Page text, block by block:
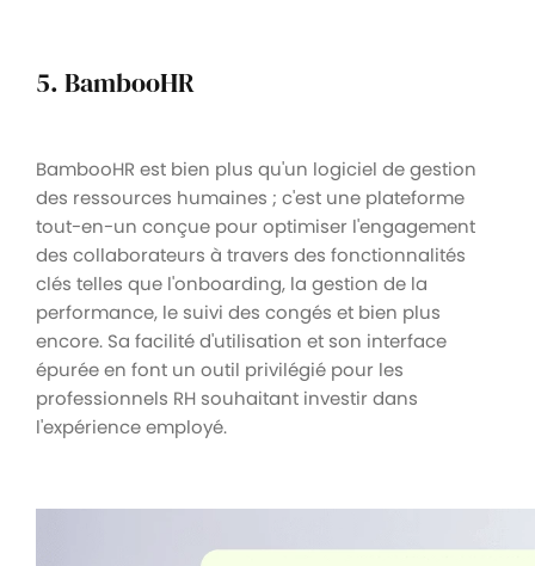
5. BambooHR
BambooHR est bien plus qu'un logiciel de gestion
des ressources humaines ; c'est une plateforme
tout-en-un conçue pour optimiser l'engagement
des collaborateurs à travers des fonctionnalités
clés telles que l'onboarding, la gestion de la
performance, le suivi des congés et bien plus
encore. Sa facilité d'utilisation et son interface
épurée en font un outil privilégié pour les
professionnels RH souhaitant investir dans
l'expérience employé.